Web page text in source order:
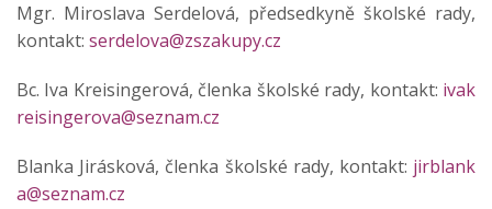
Mgr. Miroslava Serdelová, předsedkyně školské rady,
kontakt: serdelova@zszakupy.cz
Bc. Iva Kreisingerová, členka školské rady, kontakt: ivak
reisingerova@seznam.cz
Blanka Jirásková, členka školské rady, kontakt: jirblank
a@seznam.cz